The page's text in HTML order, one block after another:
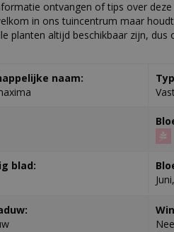
ontvangen of tips over deze
in ons tuincentrum maar
planten altijd beschikbaar zijn,
naam:
blad:
Nee